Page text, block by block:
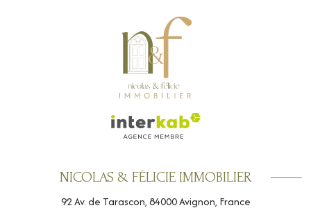
NICOLAS & FÉLICIE IMMOBILIER
92 Av. de Tarascon, 84000 Avignon, France